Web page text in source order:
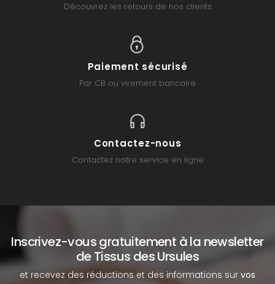
Découvrez les retours de nos clients
Paiement sécurisé
Par CB ou virement bancaire
Contactez-nous
Contactez notre service en ligne
Inscrivez-vous gratuitement à la newsletter
de Tissus des Ursules
et recevez des réductions et des informations sur vos